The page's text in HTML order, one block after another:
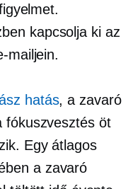
kapcsolja ki az
mailjein.
hatás, a zavaró
fókuszvesztés öt
Egy átlagos
a zavaró